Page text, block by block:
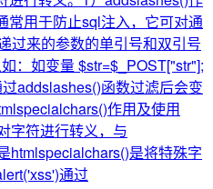
常用于防止sql注入，它可对通
过来的参数的单引号和双引号
：如变量 $str=$_POST["str"];
addslashes()函数过滤后会变
作用及使用
字符进行转义，与
htmlspecialchars()是将特殊字
通过